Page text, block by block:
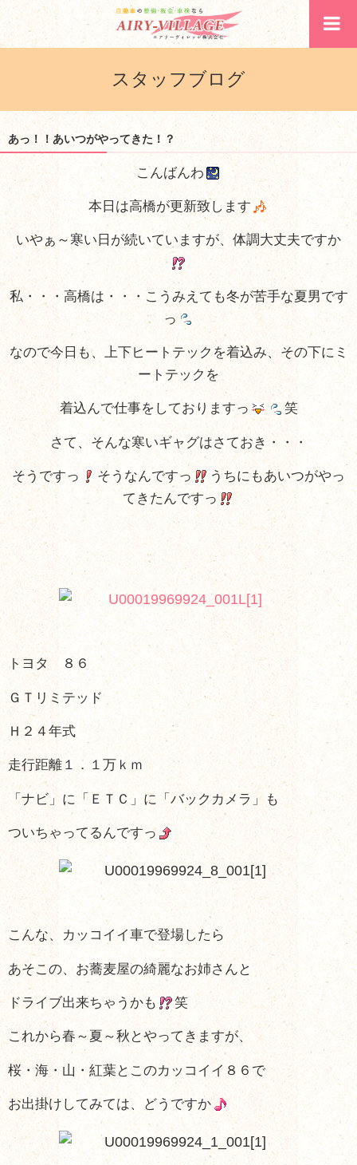
スタッフブログ
あっ！！あいつがやってきた！？
こんばんわ
本日は高橋が更新致します
いやぁ～寒い日が続いていますが、体調大丈夫ですか
私・・・高橋は・・・こうみえても冬が苦手な夏男です
っ
なので今日も、上下ヒートテックを着込み、その下にミ
ートテックを
着込んで仕事をしておりますっ 笑
さて、そんな寒いギャグはさておき・・・
そうですっ そうなんですっ
うちにもあいつがやっ
てきたんですっ
トヨタ ８６
ＧＴリミテッド
Ｈ２４年式
走行距離１．１万ｋｍ
「ナビ」に「ＥＴＣ」に「バックカメラ」も
ついちゃってるんですっ
こんな、カッコイイ車で登場したら
あそこの、お蕎麦屋の綺麗なお姉さんと
ドライブ出来ちゃうかも 笑
これから春～夏～秋とやってきますが、
桜・海・山・紅葉とこのカッコイイ８６で
お出掛けしてみては、どうですか